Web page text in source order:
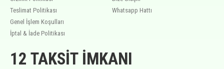
Teslimat Politikası
Genel İşlem Koşulları
İptal & İade Politikası
Whatsapp Hattı
12 TAKSIT İMKANI